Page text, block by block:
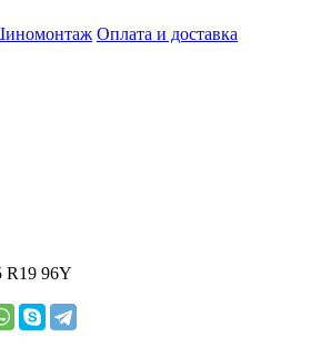
Оплата и доставка
R19 96Y